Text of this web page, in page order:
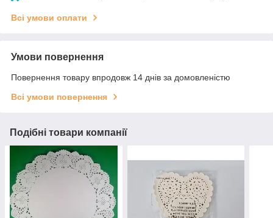
Всі умови оплати
Умови повернення
Повернення товару впродовж 14 днів за домовленістю
Всі умови повернення
Подібні товари компанії